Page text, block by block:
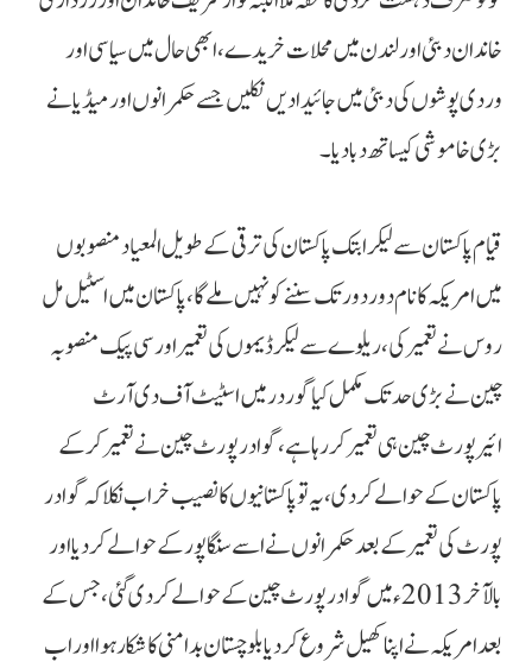
خاندان دبئی اور لندن میں محلات خریدے، ابھی حال میں سیاسی اور
وردی پوشوں کی دبئی میں جائیدادیں نکلیں جسے حکمرانوں اور میڈیا نے
بڑی خاموشی کیساتھ دبا دیا۔
قیام پاکستان سے لیکر ابتک پاکستان کی ترقی کے طویل المعیاد منصوبوں
میں امریکہ کا نام دور دور تک سننے کو نہیں ملے گا،پاکستان میں اسٹیل مل
روس نے تعمیر کی، ریلوے سے لیکر ڈیموں کی تعمیر اور سی پیک منصوبہ
چین نے بڑی حد تک مکمل کیا گوردر میں اسٹیٹ آف دی آرٹ
ائیرپورٹ چین ہی تعمیر کررہا ہے، گوادر پورٹ چین نے تعمیر کرکے
پاکستان کے حوالے کردی ، یہ تو پاکستانیوں کا نصیب خراب نکلا کہ گوادر
پورٹ کی تعمیر کے بعد حکمرانوں نے اسےسنگاپور کے حوالے کردیا اور
بالآخر 2013ء میں گوادر پورٹ چین کے حوالے کردی گئی، جس کے
بعد امریکہ نے اپنا کھیل شروع کردیا بلوچستان بدامنی کا شکار ہوا اور اب